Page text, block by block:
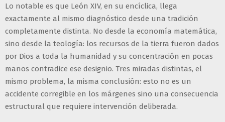
Lo notable es que León XIV, en su encíclica, llega
exactamente al mismo diagnóstico desde una tradición
completamente distinta. No desde la economía matemática,
sino desde la teología: los recursos de la tierra fueron dados
por Dios a toda la humanidad y su concentración en pocas
manos contradice ese designio. Tres miradas distintas, el
mismo problema, la misma conclusión: esto no es un
accidente corregible en los márgenes sino una consecuencia
estructural que requiere intervención deliberada.